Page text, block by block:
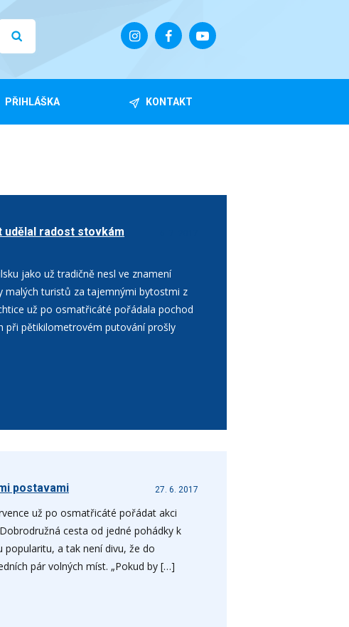
PŘIHLÁŠKA KONTAKT
udělal radost stovkám
jako už tradičně nesl ve znamení
malých turistů za tajemnými bytostmi z
už po osmatřicáté pořádala pochod
při pětikilometrovém putování prošly
postavami 27. 6. 2017
už po osmatřicáté pořádat akci
cesta od jedné pohádky k
a tak není divu, že do
pár volných míst. „Pokud by […]